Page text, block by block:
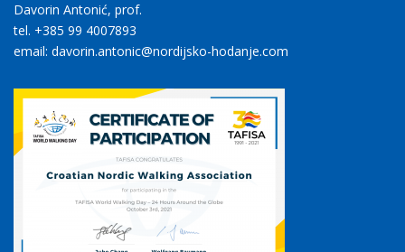
Davorin Antonić, prof.
tel. +385 99 4007893
email: davorin.antonic@nordijsko-hodanje.com